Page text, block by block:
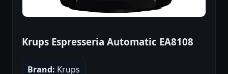
Krups Espresseria Automatic EA8108
Brand: Krups